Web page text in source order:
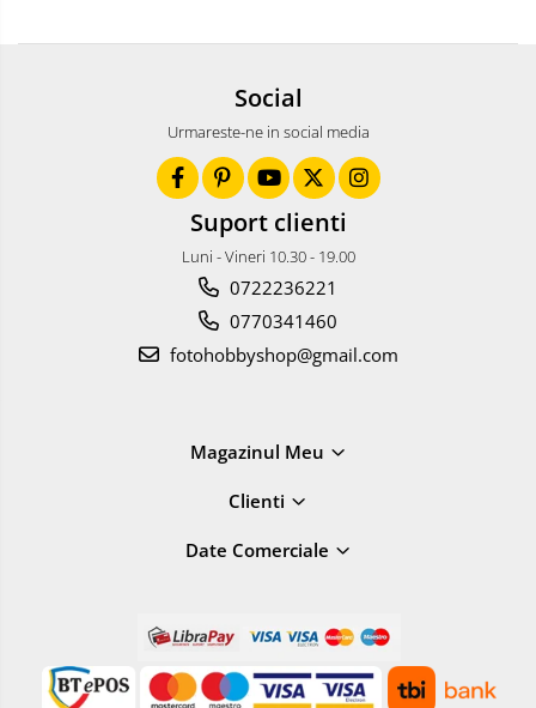
Social
Urmareste-ne in social media
Suport clienti
Luni - Vineri 10.30 - 19.00
0722236221
0770341460
fotohobbyshop@gmail.com
Magazinul Meu
Clienti
Date Comerciale